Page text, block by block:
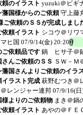
のイラスト yuzuki＠ビギ
国様からのご依頼 守上藤
ご依頼のＳＳが完成しまし
頼イラスト シコウ＠リワ
ヒ国 07/9/14(金) 20:20
ご依頼品です 鍋 ヒサ子＠
んご依頼のＳＳ ＳＷ－Ｍ
国さんよりご依頼のイラ
イラスト完成 萩野むつき＠
レンジャー連邦 07/9/16(日
よりのご依頼物 まき＠鍋
頼イラスト あやの＠ＦＥ